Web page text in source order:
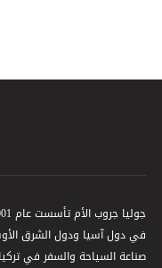
في دول آسيا ودول الشرق
صناعة السياحة والسفر في